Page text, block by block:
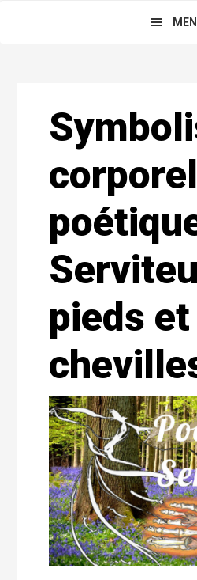
corporel
pieds et
Reader
Interactions